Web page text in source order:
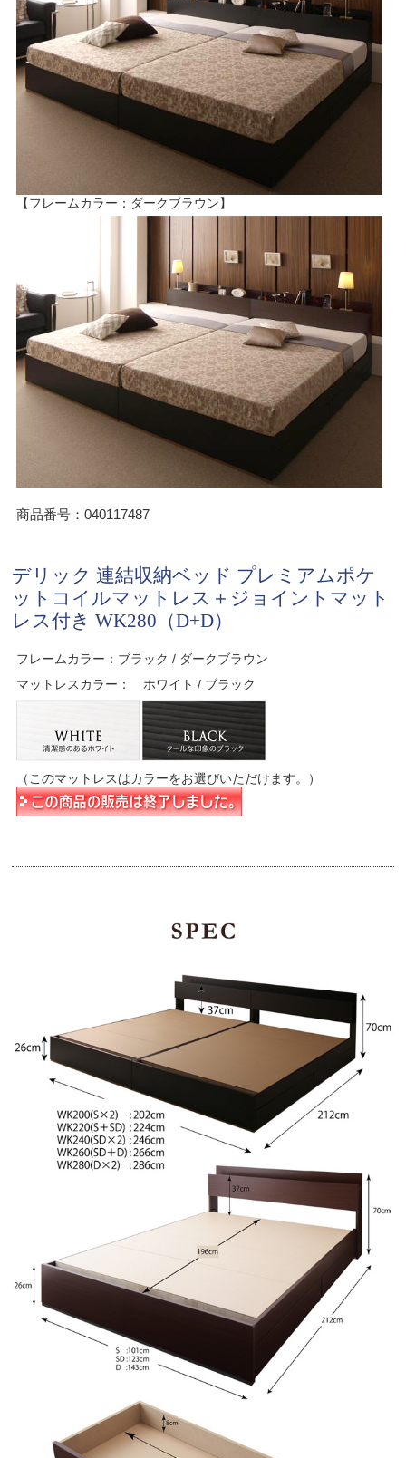
【フレームカラー：ダークブラウン】
商品番号：040117487
デリック 連結収納ベッド プレミアムポケ
ットコイルマットレス＋ジョイントマット
レス付き WK280（D+D）
フレームカラー：ブラック / ダークブラウン
マットレスカラー： ホワイト / ブラック
（このマットレスはカラーをお選びいただけます。）